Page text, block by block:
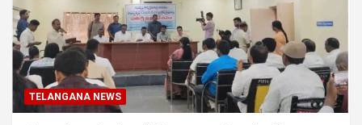
TELANGANA NEWS